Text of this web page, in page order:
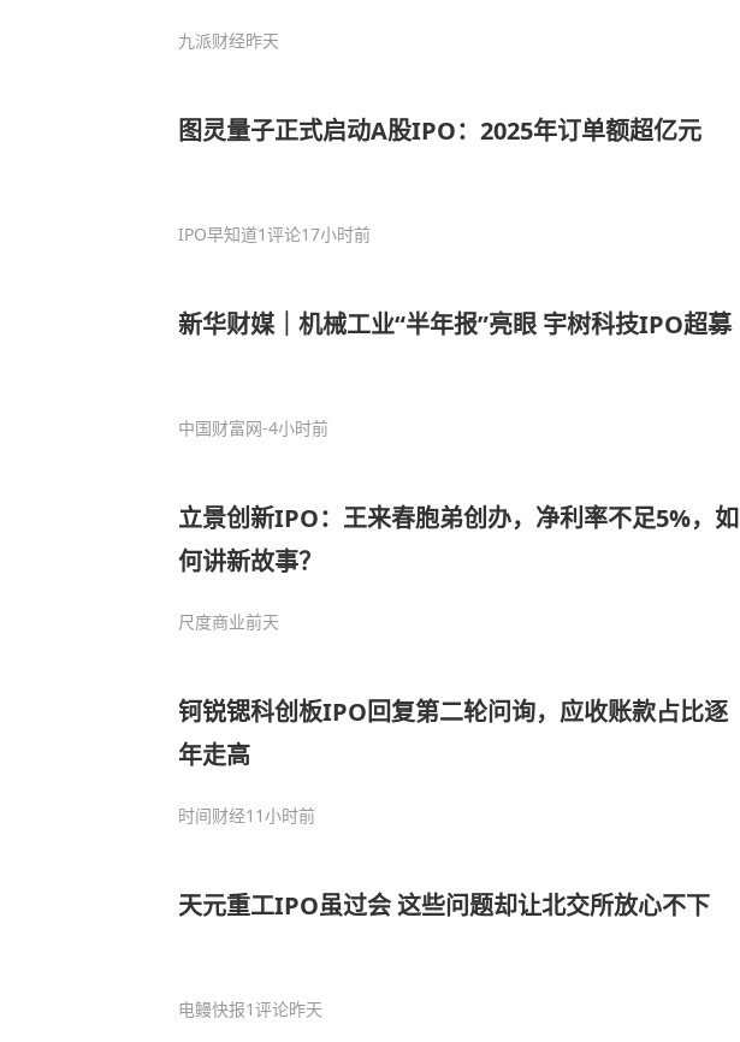
九派财经昨天
图灵量子正式启动A股IPO：2025年订单额超亿元
IPO早知道1评论17小时前
新华财媒｜机械工业“半年报”亮眼 宇树科技IPO超募
中国财富网-4小时前
立景创新IPO：王来春胞弟创办，净利率不足5%，如
何讲新故事？
尺度商业前天
钶锐锶科创板IPO回复第二轮问询，应收账款占比逐
年走高
时间财经11小时前
天元重工IPO虽过会 这些问题却让北交所放心不下
电鳗快报1评论昨天